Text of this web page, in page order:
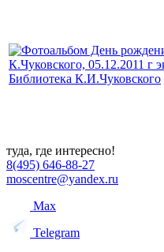
туда, где интересно!
8(495) 646-88-27
moscentre@yandex.ru
Max
Telegram